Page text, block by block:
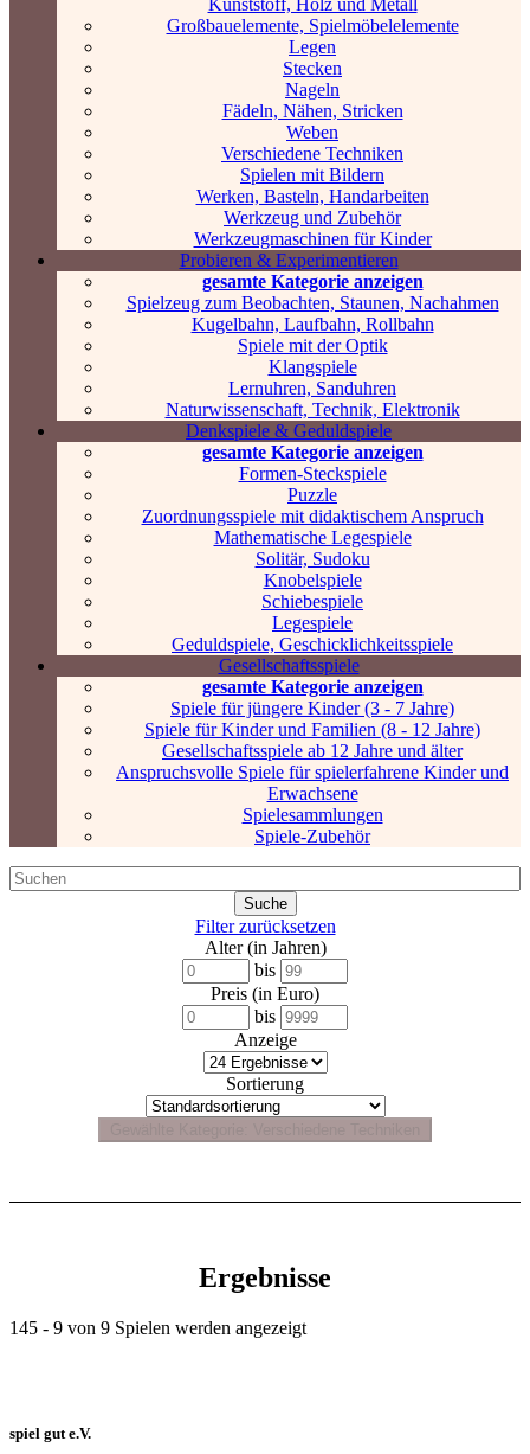
Kunststoff, Holz und Metall
Großbauelemente, Spielmöbelelemente
Legen
Stecken
Nageln
Fädeln, Nähen, Stricken
Weben
Verschiedene Techniken
Spielen mit Bildern
Werken, Basteln, Handarbeiten
Werkzeug und Zubehör
Werkzeugmaschinen für Kinder
Probieren & Experimentieren
gesamte Kategorie anzeigen
Spielzeug zum Beobachten, Staunen, Nachahmen
Kugelbahn, Laufbahn, Rollbahn
Spiele mit der Optik
Klangspiele
Lernuhren, Sanduhren
Naturwissenschaft, Technik, Elektronik
Denkspiele & Geduldspiele
gesamte Kategorie anzeigen
Formen-Steckspiele
Puzzle
Zuordnungsspiele mit didaktischem Anspruch
Mathematische Legespiele
Solitär, Sudoku
Knobelspiele
Schiebespiele
Legespiele
Geduldspiele, Geschicklichkeitsspiele
Gesellschaftsspiele
gesamte Kategorie anzeigen
Spiele für jüngere Kinder (3 - 7 Jahre)
Spiele für Kinder und Familien (8 - 12 Jahre)
Gesellschaftsspiele ab 12 Jahre und älter
Anspruchsvolle Spiele für spielerfahrene Kinder und
Erwachsene
Spielesammlungen
Spiele-Zubehör
Filter zurücksetzen
Alter (in Jahren)
bis
Preis (in Euro)
bis
Anzeige
Sortierung
Ergebnisse
145 - 9 von 9 Spielen werden angezeigt
spiel gut e.V.